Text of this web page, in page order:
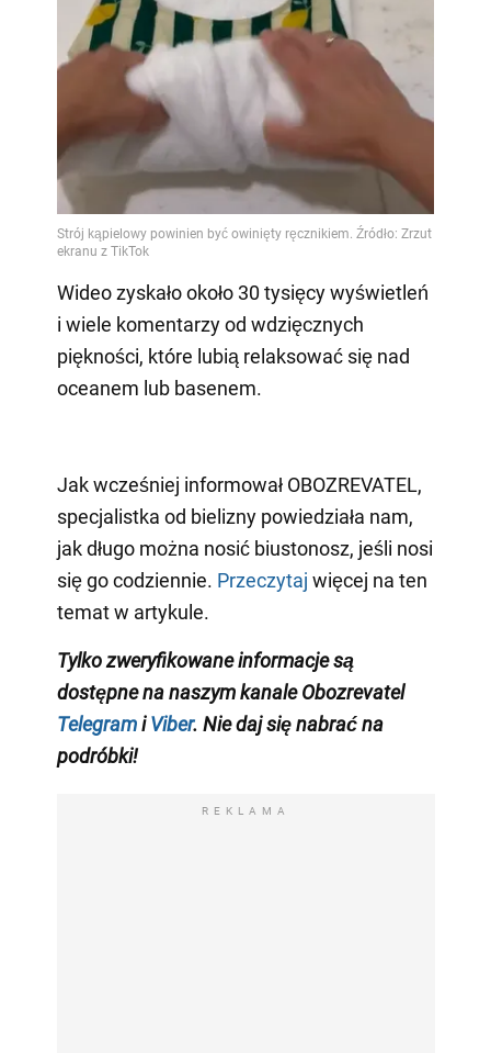
Wideo zyskało około 30 tysięcy wyświetleń
i wiele komentarzy od wdzięcznych
piękności, które lubią relaksować się nad
oceanem lub basenem.
Jak wcześniej informował OBOZREVATEL,
specjalistka od bielizny powiedziała nam,
jak długo można nosić biustonosz, jeśli nosi
się go codziennie. Przeczytaj więcej na ten
temat w artykule.
Tylko zweryfikowane informacje są
dostępne na naszym kanale Obozrevatel
TelegramiViber. Nie daj się nabrać na
podróbki!
REKLAMA